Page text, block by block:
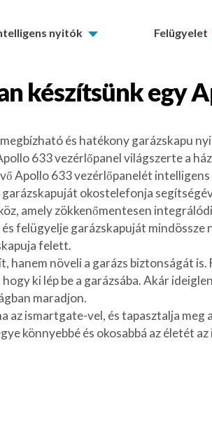
nyitók Felügyelet
készítsünk egy
és hatékony garázskapu
633 vezérlőpanel világszerte a
Apollo 633 vezérlőpanelét
okostelefonja
amely zökkenőmentesen
felügyelje garázskapuját
felett.
hanem növeli a garázs biztonságát
ki lép be a garázsába. Akár
maradjon.
az ismartgate-vel, és tapasztalja
könnyebbé és okosabbá az életét